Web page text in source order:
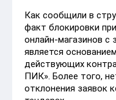
Как сообщили в
факт блокировки
онлайн-магазинов с
является
действующих
ПИК». Более того,
отклонения заявок